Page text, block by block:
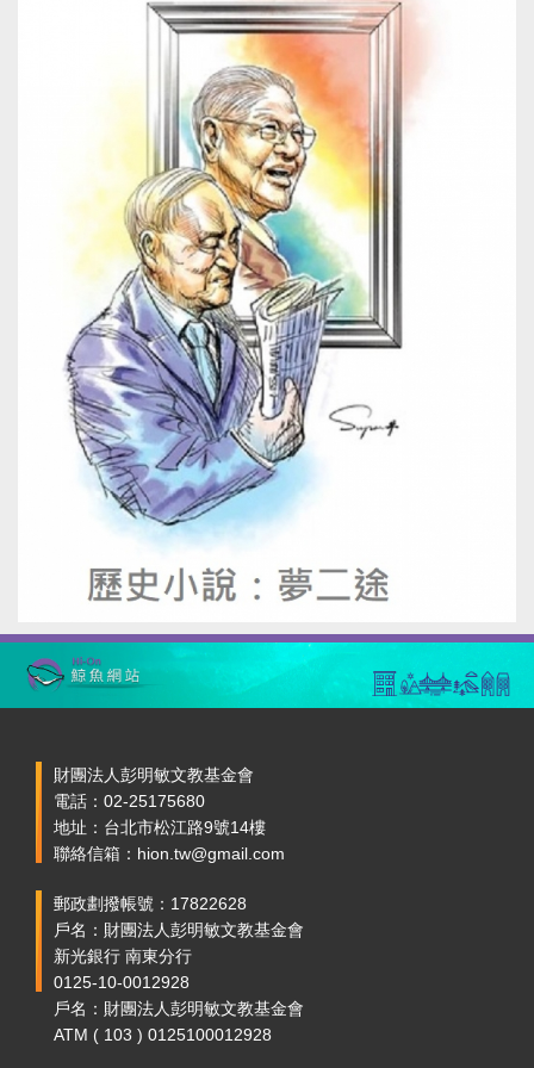
財團法人彭明敏文教基金會
電話：02-25175680
地址：台北市松江路9號14樓
聯絡信箱：hion.tw@gmail.com
郵政劃撥帳號：17822628
戶名：財團法人彭明敏文教基金會
新光銀行 南東分行
0125-10-0012928
戶名：財團法人彭明敏文教基金會
ATM ( 103 ) 0125100012928